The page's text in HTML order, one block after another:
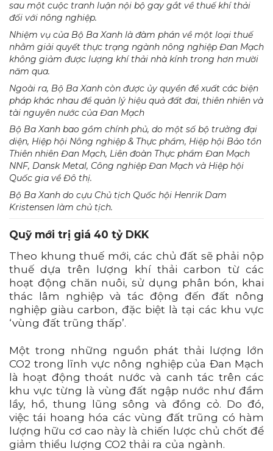
sau một cuộc tranh luận nội bộ gay gắt về thuế khí thải
đối với nông nghiệp.
Nhiệm vụ của Bộ Ba Xanh là đàm phán về một loại thuế
nhằm giải quyết thực trạng ngành nông nghiệp Đan Mạch
không giảm được lượng khí thải nhà kính trong hơn mười
năm qua.
Ngoài ra, Bộ Ba Xanh còn được ủy quyền đề xuất các biện
pháp khác nhau để quản lý hiệu quả đất đai, thiên nhiên và
tài nguyên nước của Đan Mạch
Bộ Ba Xanh bao gồm chính phủ, do một số bộ trưởng đại
diện, Hiệp hội Nông nghiệp & Thực phẩm, Hiệp hội Bảo tồn
Thiên nhiên Đan Mạch, Liên đoàn Thực phẩm Đan Mạch
NNF, Dansk Metal, Công nghiệp Đan Mạch và Hiệp hội
Quốc gia về Đô thị.
Bộ Ba Xanh do cựu Chủ tịch Quốc hội Henrik Dam
Kristensen làm chủ tịch.
Quỹ mới trị giá 40 tỷ DKK
Theo khung thuế mới, các chủ đất sẽ phải nộp
thuế dựa trên lượng khí thải carbon từ các
hoạt động chăn nuôi, sử dụng phân bón, khai
thác lâm nghiệp và tác động đến đất nông
nghiệp giàu carbon, đặc biệt là tại các khu vực
‘vùng đất trũng thấp’.
Một trong những nguồn phát thải lượng lớn
CO2 trong lĩnh vực nông nghiệp của Đan Mạch
là hoạt động thoát nước và canh tác trên các
khu vực từng là vùng đất ngập nước như đầm
lầy, hồ, thung lũng sông và đồng cỏ. Do đó,
việc tái hoang hóa các vùng đất trũng có hàm
lượng hữu cơ cao này là chiến lược chủ chốt để
giảm thiểu lượng CO2 thải ra của ngành.